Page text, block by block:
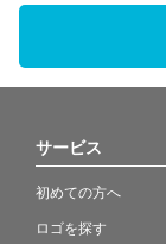
サービス
初めての方へ
ロゴを探す